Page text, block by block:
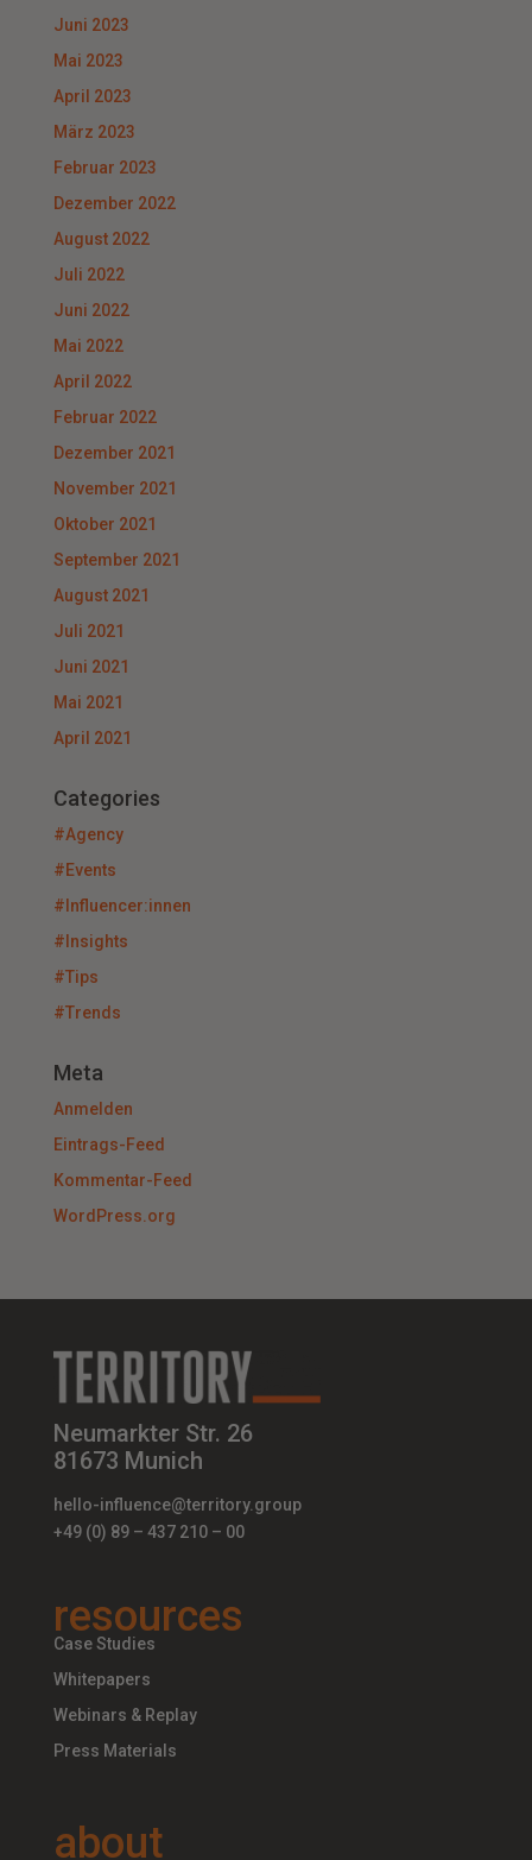
Juni 2023
Mai 2023
April 2023
März 2023
Februar 2023
Dezember 2022
August 2022
Juli 2022
Juni 2022
Mai 2022
April 2022
Februar 2022
Dezember 2021
November 2021
Oktober 2021
September 2021
August 2021
Juli 2021
Juni 2021
Mai 2021
April 2021
Categories
#Agency
#Events
#Influencer:innen
#Insights
#Tips
#Trends
Meta
Anmelden
Eintrags-Feed
Kommentar-Feed
WordPress.org
Neumarkter Str. 26
81673 Munich
hello-influence@territory.group
+49 (0) 89 – 437 210 – 00
resources
Case Studies
Whitepapers
Webinars & Replay
Press Materials
about